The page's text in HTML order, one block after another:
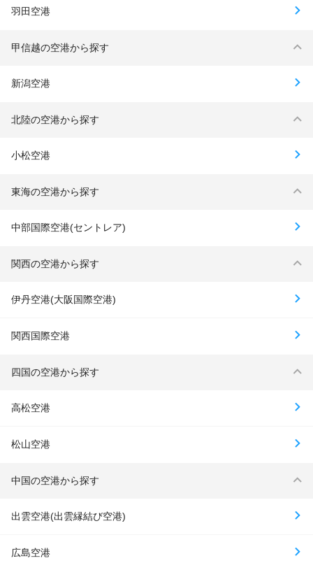
羽田空港
甲信越の空港から探す
新潟空港
北陸の空港から探す
小松空港
東海の空港から探す
中部国際空港(セントレア)
関西の空港から探す
伊丹空港(大阪国際空港)
関西国際空港
四国の空港から探す
高松空港
松山空港
中国の空港から探す
出雲空港(出雲縁結び空港)
広島空港